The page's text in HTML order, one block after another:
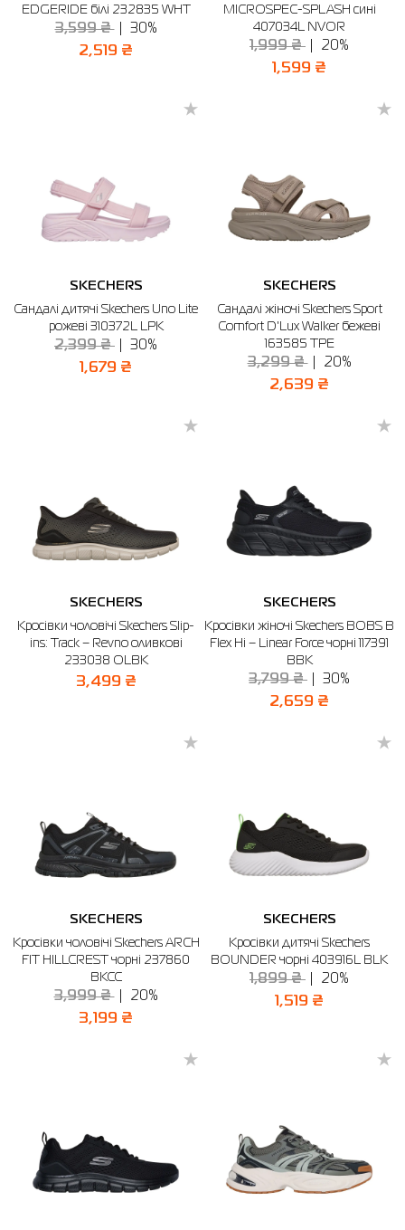
Сорочки
Фітнес та йога
Skechers
Напівчеревики
Puma
EDGERIDE білі 232835 WHT
3,599 ₴ 30%
2,519 ₴
MICROSPEC-SPLASH сині
407034L NVOR
1,999 ₴ 20%
1,599 ₴
SKECHERS
Сандалі дитячі Skechers Uno Lite
рожеві 310372L LPK
2,399 ₴ 30%
1,679 ₴
SKECHERS
Сандалі жіночі Skechers Sport
Comfort D'Lux Walker бежеві
163585 TPE
3,299 ₴ 20%
2,639 ₴
SKECHERS
Кросівки чоловічі Skechers Slip-
ins: Track – Revno оливкові
233038 OLBK
3,499 ₴
SKECHERS
Кросівки жіночі Skechers BOBS B
Flex Hi – Linear Force чорні 117391
BBK
3,799 ₴ 30%
2,659 ₴
SKECHERS
Кросівки чоловічі Skechers ARCH
FIT HILLCREST чорні 237860
BKCC
3,999 ₴ 20%
3,199 ₴
SKECHERS
Кросівки дитячі Skechers
BOUNDER чорні 403916L BLK
1,899 ₴ 20%
1,519 ₴